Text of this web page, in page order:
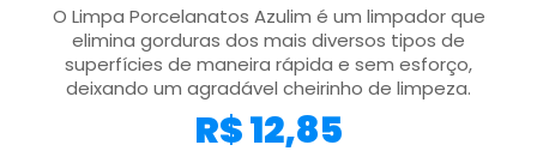
O Limpa Porcelanatos Azulim é um limpador que
elimina gorduras dos mais diversos tipos de
superfícies de maneira rápida e sem esforço,
deixando um agradável cheirinho de limpeza.
R$12,85